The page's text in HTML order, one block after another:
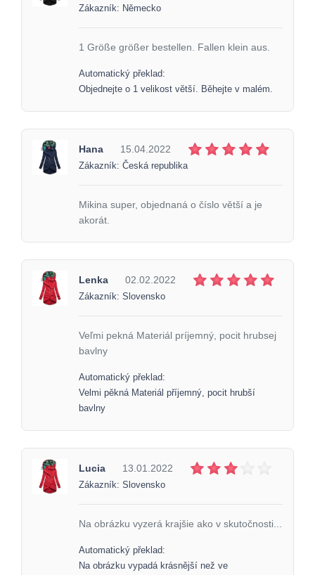
Zákazník: Německo
1 Größe größer bestellen. Fallen klein aus.
Automatický překlad:
Objednejte o 1 velikost větší. Běhejte v malém.
Hana 15.04.2022
Zákazník: Česká republika
Mikina super, objednaná o číslo větší a je
akorát.
Lenka 02.02.2022
Zákazník: Slovensko
Veľmi pekná Materiál príjemný, pocit hrubsej
bavlny
Automatický překlad:
Velmi pěkná Materiál příjemný, pocit hrubší
bavlny
Lucia 13.01.2022
Zákazník: Slovensko
Na obrázku vyzerá krajšie ako v skutočnosti...
Automatický překlad:
Na obrázku vypadá krásnější než ve